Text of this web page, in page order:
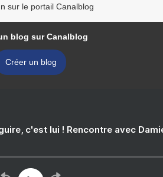
sur le portail Canalblog
blog sur Canalblog
Créer un blog
c'est lui ! Rencontre avec